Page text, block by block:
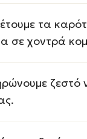
τα
σε χοντρά
ζεστό